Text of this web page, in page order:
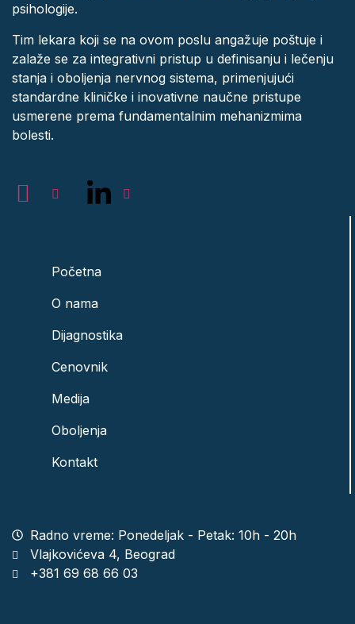
psihologije.
Tim lekara koji se na ovom poslu angažuje poštuje i
zalaže se za integrativni pristup u definisanju i lečenju
stanja i oboljenja nervnog sistema, primenjujući
standardne kliničke i inovativne naučne pristupe
usmerene prema fundamentalnim mehanizmima
bolesti.
Početna
O nama
Dijagnostika
Cenovnik
Medija
Oboljenja
Kontakt
Radno vreme: Ponedeljak - Petak: 10h - 20h
Vlajkovićeva 4, Beograd
+381 69 68 66 03